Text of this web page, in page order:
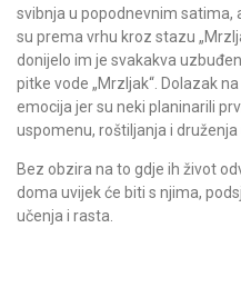
svibnja u popodnevnim satima,
su prema vrhu kroz stazu
donijelo im je svakakva
pitke vode „Mrzljak“. Dolazak
emocija jer su neki planinarili
uspomenu, roštiljanja i
Bez obzira na to gdje ih život
doma uvijek će biti s njima,
učenja i rasta.